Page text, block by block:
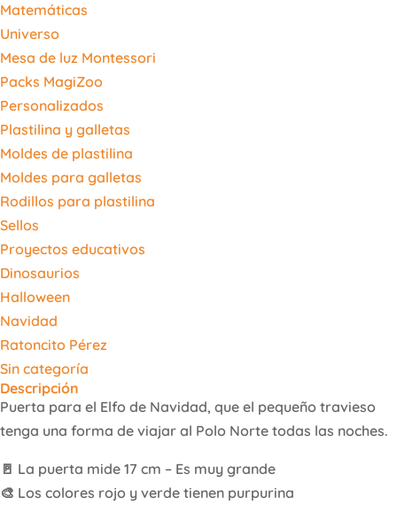
Matemáticas
Universo
Mesa de luz Montessori
Packs MagiZoo
Personalizados
Plastilina y galletas
Moldes de plastilina
Moldes para galletas
Rodillos para plastilina
Sellos
Proyectos educativos
Dinosaurios
Halloween
Navidad
Ratoncito Pérez
Sin categoría
Descripción
Puerta para el Elfo de Navidad, que el pequeño travieso
tenga una forma de viajar al Polo Norte todas las noches.
🚪 La puerta mide 17 cm – Es muy grande
🎨 Los colores rojo y verde tienen purpurina